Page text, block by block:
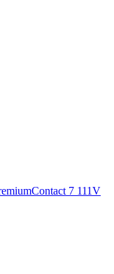
7 111V